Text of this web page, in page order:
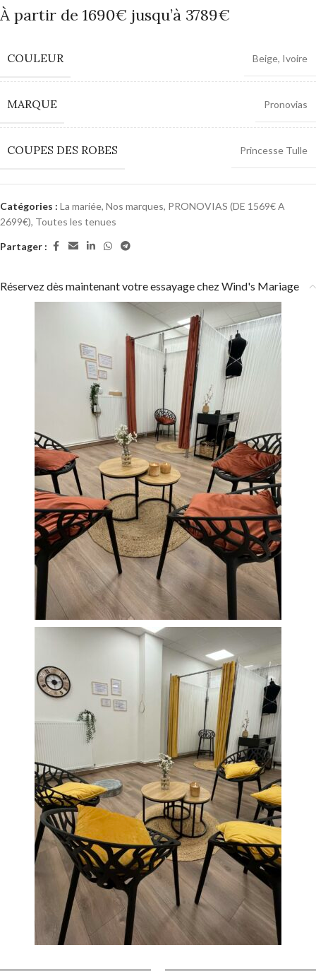
À partir de 1690€ jusqu’à 3789€
COULEUR Beige, Ivoire
MARQUE Pronovias
COUPES DES ROBES Princesse Tulle
Catégories : La mariée, Nos marques, PRONOVIAS (DE 1569€ A
2699€), Toutes les tenues
Partager :
Réservez dès maintenant votre essayage chez Wind's Mariage